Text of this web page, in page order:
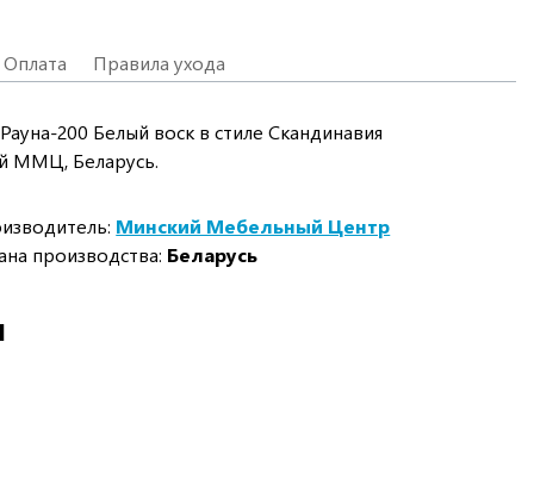
Оплата Правила ухода
200 Белый воск в стиле Скандинавия
ММЦ, Беларусь.
Минский Мебельный Центр
производства: Беларусь